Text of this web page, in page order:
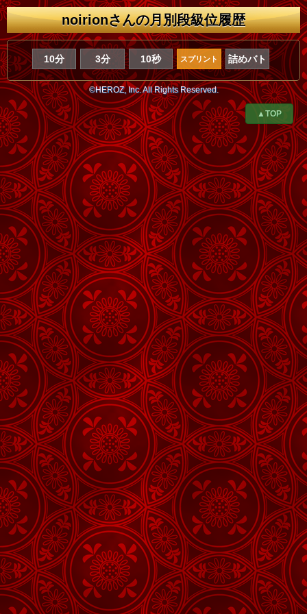
noirionさんの月別段級位履歴
10分 3分 10秒 スプリント 詰めバト
©HEROZ, Inc. All Rights Reserved.
▲TOP